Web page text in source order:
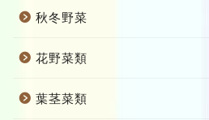
秋冬野菜
花野菜類
葉茎菜類